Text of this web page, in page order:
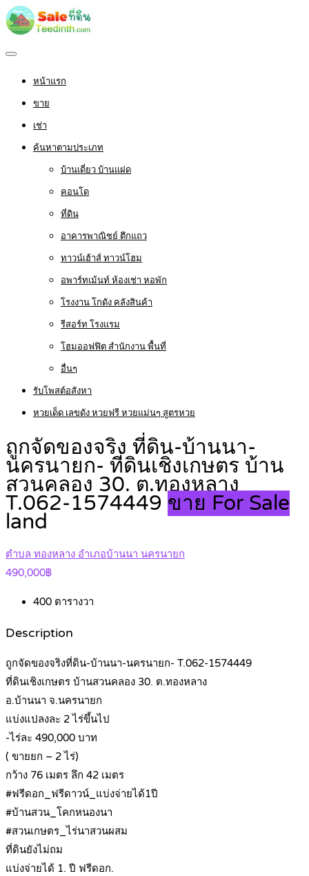
หน้าแรก
ขาย
เช่า
ค้นหาตามประเภท
บ้านเดี่ยว บ้านแฝด
คอนโด
ที่ดิน
อาคารพาณิชย์ ตึกแถว
ทาวน์เฮ้าส์ ทาวน์โฮม
อพาร์ทเม้นท์ ห้องเช่า หอพัก
โรงงาน โกดัง คลังสินค้า
รีสอร์ท โรงแรม
โฮมออฟฟิต สำนักงาน พื้นที่
อื่นๆ
รับโพสต์อสังหา
หวยเด็ด เลขดัง หวยฟรี หวยแม่นๆ สูตรหวย
ถูกจัดของจริง ที่ดิน-บ้านนา-
นครนายก- ที่ดินเชิงเกษตร บ้าน
สวนคลอง 30. ต.ทองหลาง
T.062-1574449 ขาย For Sale
land
ตำบล ทองหลาง อำเภอบ้านนา นครนายก
490,000฿
400 ตารางวา
Description
ถูกจัดของจริงที่ดิน-บ้านนา-นครนายก- T.062-1574449
ที่ดินเชิงเกษตร บ้านสวนคลอง 30. ต.ทองหลาง
อ.บ้านนา จ.นครนายก
แบ่งแปลงละ 2 ไร่ขึ้นไป
-ไร่ละ 490,000 บาท
( ขายยก – 2 ไร่)
กว้าง 76 เมตร ลึก 42 เมตร
#ฟรีดอก_ฟรีดาวน์_แบ่งจ่ายได้1ปี
#บ้านสวน_โคกหนองนา
#สวนเกษตร_ไร่นาสวนผสม
ที่ดินยังไม่ถม
แบ่งจ่ายได้ 1. ปี ฟรีดอก.